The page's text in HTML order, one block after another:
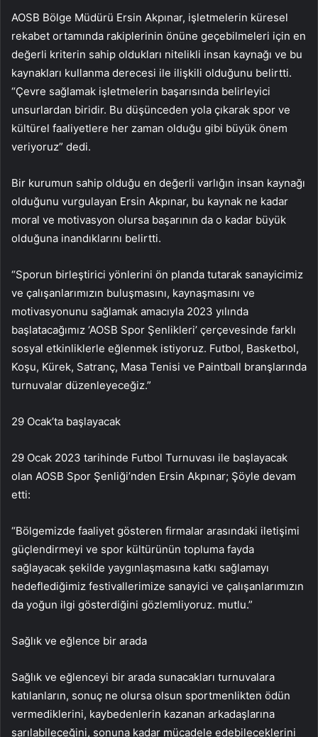
AOSB Bölge Müdürü Ersin Akpınar, işletmelerin küresel
rekabet ortamında rakiplerinin önüne geçebilmeleri için en
değerli kriterin sahip oldukları nitelikli insan kaynağı ve bu
kaynakları kullanma derecesi ile ilişkili olduğunu belirtti.
“Çevre sağlamak işletmelerin başarısında belirleyici
unsurlardan biridir. Bu düşünceden yola çıkarak spor ve
kültürel faaliyetlere her zaman olduğu gibi büyük önem
veriyoruz” dedi.
Bir kurumun sahip olduğu en değerli varlığın insan kaynağı
olduğunu vurgulayan Ersin Akpınar, bu kaynak ne kadar
moral ve motivasyon olursa başarının da o kadar büyük
olduğuna inandıklarını belirtti.
“Sporun birleştirici yönlerini ön planda tutarak sanayicimiz
ve çalışanlarımızın buluşmasını, kaynaşmasını ve
motivasyonunu sağlamak amacıyla 2023 yılında
başlatacağımız ‘AOSB Spor Şenlikleri’ çerçevesinde farklı
sosyal etkinliklerle eğlenmek istiyoruz. Futbol, ​​Basketbol, ​​
Koşu, Kürek, Satranç, Masa Tenisi ve Paintball branşlarında
turnuvalar düzenleyeceğiz.”
29 Ocak’ta başlayacak
29 Ocak 2023 tarihinde Futbol Turnuvası ile başlayacak
olan AOSB Spor Şenliği’nden Ersin Akpınar; Şöyle devam
etti:
“Bölgemizde faaliyet gösteren firmalar arasındaki iletişimi
güçlendirmeyi ve spor kültürünün topluma fayda
sağlayacak şekilde yaygınlaşmasına katkı sağlamayı
hedeflediğimiz festivallerimize sanayici ve çalışanlarımızın
da yoğun ilgi gösterdiğini gözlemliyoruz. mutlu.”
Sağlık ve eğlence bir arada
Sağlık ve eğlenceyi bir arada sunacakları turnuvalara
katılanların, sonuç ne olursa olsun sportmenlikten ödün
vermediklerini, kaybedenlerin kazanan arkadaşlarına
sarılabileceğini, sonuna kadar mücadele edebileceklerini